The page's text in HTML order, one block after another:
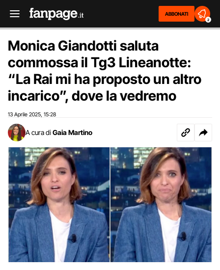
ABBONATI
2
Monica Giandotti saluta
commossa il Tg3 Lineanotte:
“La Rai mi ha proposto un altro
incarico”, dove la vedremo
13 Aprile 2025 15:28
A cura di Gaia Martino